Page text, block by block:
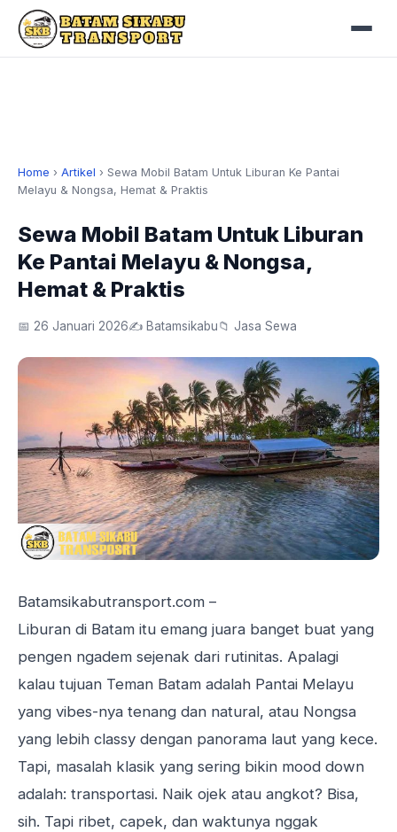
Home › Artikel › Sewa Mobil Batam Untuk Liburan Ke Pantai
Melayu & Nongsa, Hemat & Praktis
Sewa Mobil Batam Untuk Liburan
Ke Pantai Melayu & Nongsa,
Hemat & Praktis
📅 26 Januari 2026✍️ Batamsikabu📁 Jasa Sewa
Batamsikabutransport.com –
Liburan di Batam itu emang juara banget buat yang
pengen ngadem sejenak dari rutinitas. Apalagi
kalau tujuan Teman Batam adalah Pantai Melayu
yang vibes-nya tenang dan natural, atau Nongsa
yang lebih classy dengan panorama laut yang kece.
Tapi, masalah klasik yang sering bikin mood down
adalah: transportasi. Naik ojek atau angkot? Bisa,
sih. Tapi ribet, capek, dan waktunya nggak